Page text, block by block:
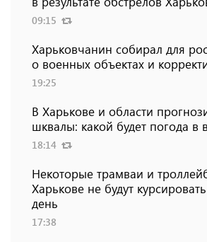
09:15
Харьковчанин собирал для
о военных объектах и
19:25
В Харькове и области
шквалы: какой будет погода в
18:14
Некоторые трамваи и
Харькове не будут
день
17:38